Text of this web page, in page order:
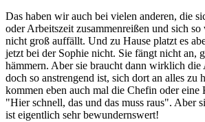
Das haben wir auch bei vielen anderen, die
oder Arbeitszeit zusammenreißen und sich so
nicht groß auffällt. Und zu Hause platzt es
jetzt bei der Sophie nicht. Sie fängt nicht an,
hämmern. Aber sie braucht dann wirklich die
doch so anstrengend ist, sich dort an alles zu
kommen eben auch mal die Chefin oder eine
"Hier schnell, das und das muss raus". Aber
ist eigentlich sehr bewundernswert!